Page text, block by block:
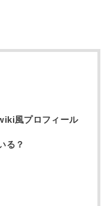
風プロフィール
る？